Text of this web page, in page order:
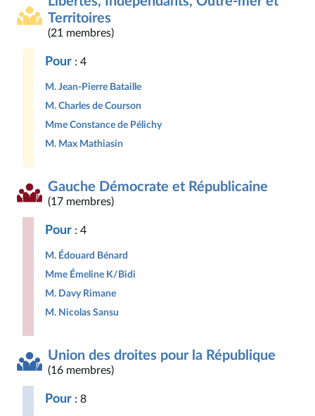
Territoires
(21 membres)
Pour : 4
M. Jean-Pierre Bataille
M. Charles de Courson
Mme Constance de Pélichy
M. Max Mathiasin
Gauche Démocrate et Républicaine
(17 membres)
Pour : 4
M. Édouard Bénard
Mme Émeline K/Bidi
M. Davy Rimane
M. Nicolas Sansu
Union des droites pour la République
(16 membres)
Pour : 8